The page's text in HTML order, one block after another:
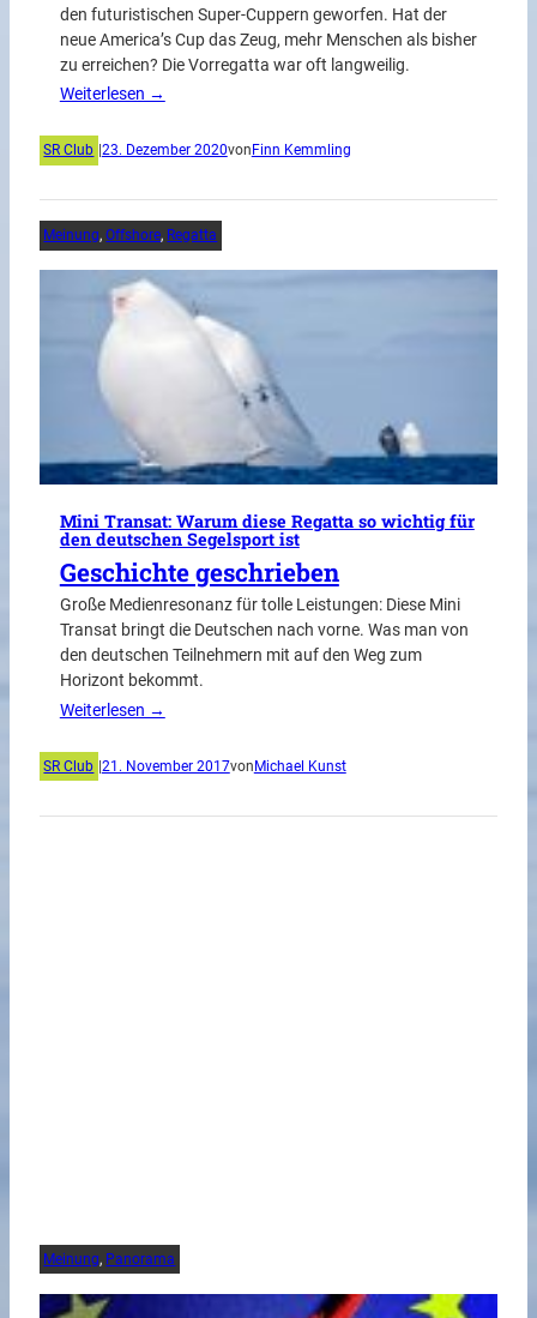
den futuristischen Super-Cuppern geworfen. Hat der
neue America’s Cup das Zeug, mehr Menschen als bisher
zu erreichen? Die Vorregatta war oft langweilig.
Weiterlesen →
SR Club 23. Dezember 2020von Finn Kemmling
Meinung, Offshore, Regatta
Mini Transat: Warum diese Regatta so wichtig für
den deutschen Segelsport ist
Geschichte geschrieben
Große Medienresonanz für tolle Leistungen: Diese Mini
Transat bringt die Deutschen nach vorne. Was man von
den deutschen Teilnehmern mit auf den Weg zum
Horizont bekommt.
Weiterlesen →
SR Club |21. November 2017vonMichael Kunst
Meinung, Panorama